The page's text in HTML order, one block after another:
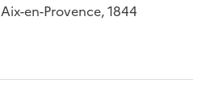
en-Provence, 1844